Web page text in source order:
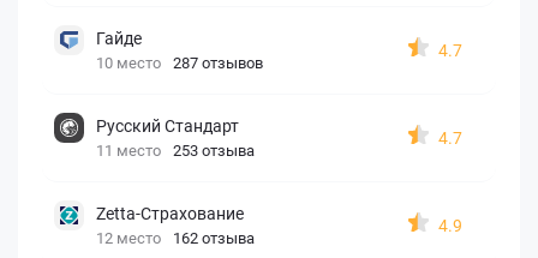
Гайде
10 место 287 отзывов
4.7
Русский Стандарт
11 место 253 отзыва
4.7
Zetta-Страхование
12 место 162 отзыва
4.9